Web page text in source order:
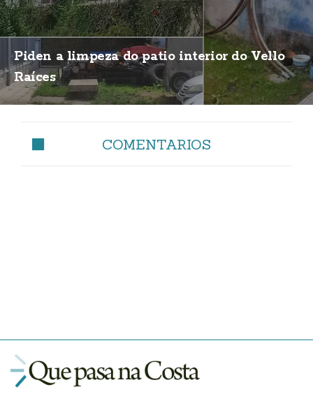
Piden a limpeza do patio interior do Vello
Raíces
COMENTARIOS